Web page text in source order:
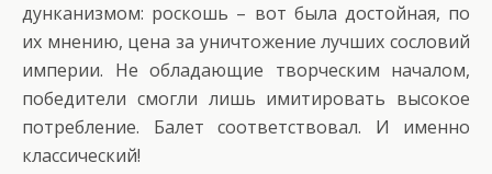
дунканизмом: роскошь – вот была достойная, по
их мнению, цена за уничтожение лучших сословий
империи. Не обладающие творческим началом,
победители смогли лишь имитировать высокое
потребление. Балет соответствовал. И именно
классический!